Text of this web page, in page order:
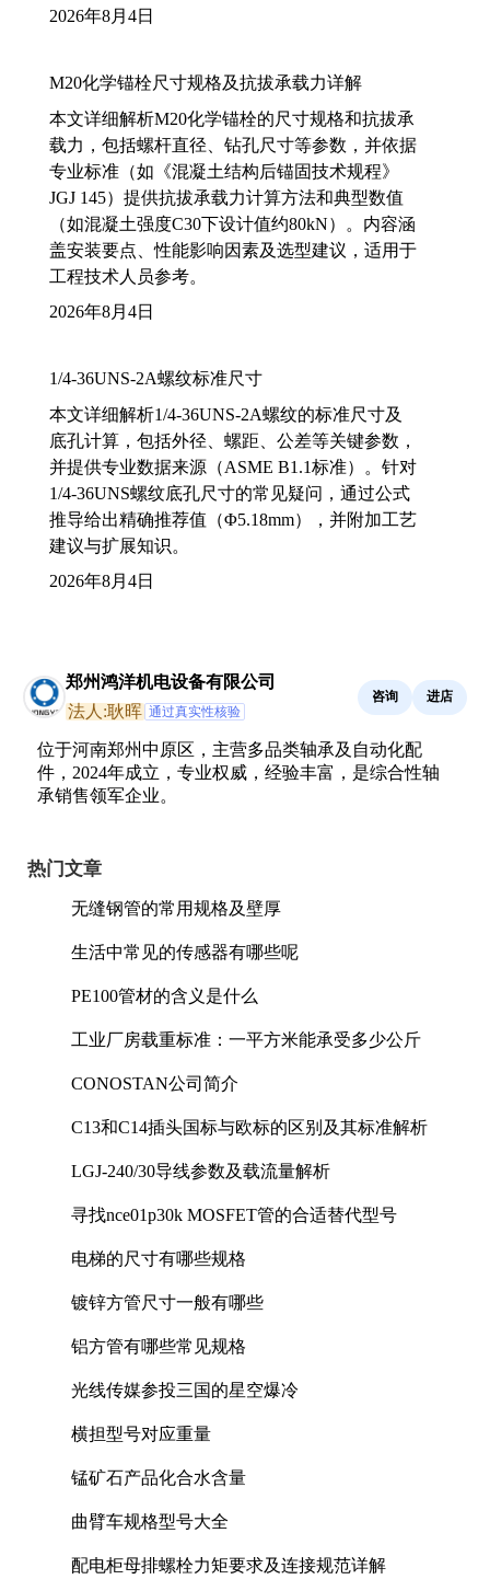
2026年8月4日
M20化学锚栓尺寸规格及抗拔承载力详解
本文详细解析M20化学锚栓的尺寸规格和抗拔承
载力，包括螺杆直径、钻孔尺寸等参数，并依据
专业标准（如《混凝土结构后锚固技术规程》
JGJ 145）提供抗拔承载力计算方法和典型数值
（如混凝土强度C30下设计值约80kN）。内容涵
盖安装要点、性能影响因素及选型建议，适用于
工程技术人员参考。
2026年8月4日
1/4-36UNS-2A螺纹标准尺寸
本文详细解析1/4-36UNS-2A螺纹的标准尺寸及
底孔计算，包括外径、螺距、公差等关键参数，
并提供专业数据来源（ASME B1.1标准）。针对
1/4-36UNS螺纹底孔尺寸的常见疑问，通过公式
推导给出精确推荐值（Φ5.18mm），并附加工艺
建议与扩展知识。
2026年8月4日
郑州鸿洋机电设备有限公司
法人:耿晖 通过真实性核验
咨询 进店
位于河南郑州中原区，主营多品类轴承及自动化配
件，2024年成立，专业权威，经验丰富，是综合性轴
承销售领军企业。
热门文章
无缝钢管的常用规格及壁厚
生活中常见的传感器有哪些呢
PE100管材的含义是什么
工业厂房载重标准：一平方米能承受多少公斤
CONOSTAN公司简介
C13和C14插头国标与欧标的区别及其标准解析
LGJ-240/30导线参数及载流量解析
寻找nce01p30k MOSFET管的合适替代型号
电梯的尺寸有哪些规格
镀锌方管尺寸一般有哪些
铝方管有哪些常见规格
光线传媒参投三国的星空爆冷
横担型号对应重量
锰矿石产品化合水含量
曲臂车规格型号大全
配电柜母排螺栓力矩要求及连接规范详解